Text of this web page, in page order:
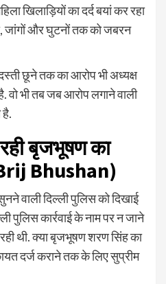
खिलाड़ियों का दर्द बयां कर रहा
जांगों और घुटनों तक को जबरन
छूने तक का आरोप भी अध्यक्ष
वो भी तब जब आरोप लगाने वाली
है.
बृजभूषण का
Bhushan)
वाली दिल्ली पुलिस को दिखाई
पुलिस कार्रवाई के नाम पर न जाने
थी. क्या बृजभूषण शरण सिंह का
दर्ज कराने तक के लिए सुप्रीम